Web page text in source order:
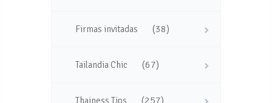
Firmas invitadas (38)
Tailandia Chic (67)
Thainess Tips (257)